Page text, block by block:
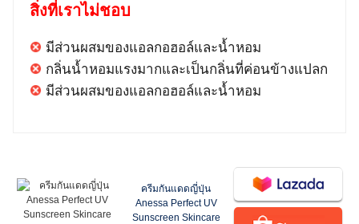
สิ่งที่เราไม่ชอบ
มีส่วนผสมของแอลกอฮอล์และน้ำหอม
กลิ่นน้ำหอมแรงมากและเป็นกลิ่นที่ค่อนข้างแปลก
มีส่วนผสมของแอลกอฮอล์และน้ำหอม
ครีมกันแดดญี่ปุ่น
Anessa Perfect UV
Sunscreen Skincare